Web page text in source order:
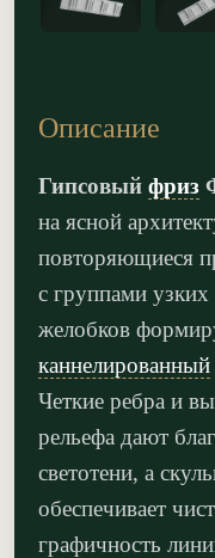
Описание
Гипсовый фриз
на ясной
повторяющиеся
с группами узких
желобков
каннелированный
Четкие ребра и
рельефа дают
светотени, а
обеспечивает
графичность